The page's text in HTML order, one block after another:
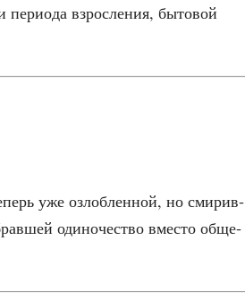
взрос­ле­ния, быто­вой
уже озлоб­лен­ной, но сми­рив­
оди­но­че­ство вме­сто обще­